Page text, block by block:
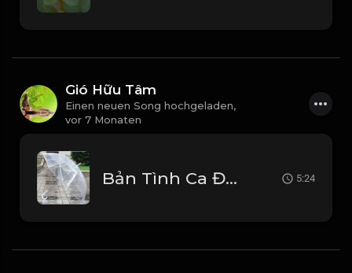
Gió Hữu Tâm
Einen neuen Song hochgeladen,
vor 7 Monaten
Bản Tình Ca Đầu Tiên - Duy Khoa Beat Gốc_1767095231357 5:24